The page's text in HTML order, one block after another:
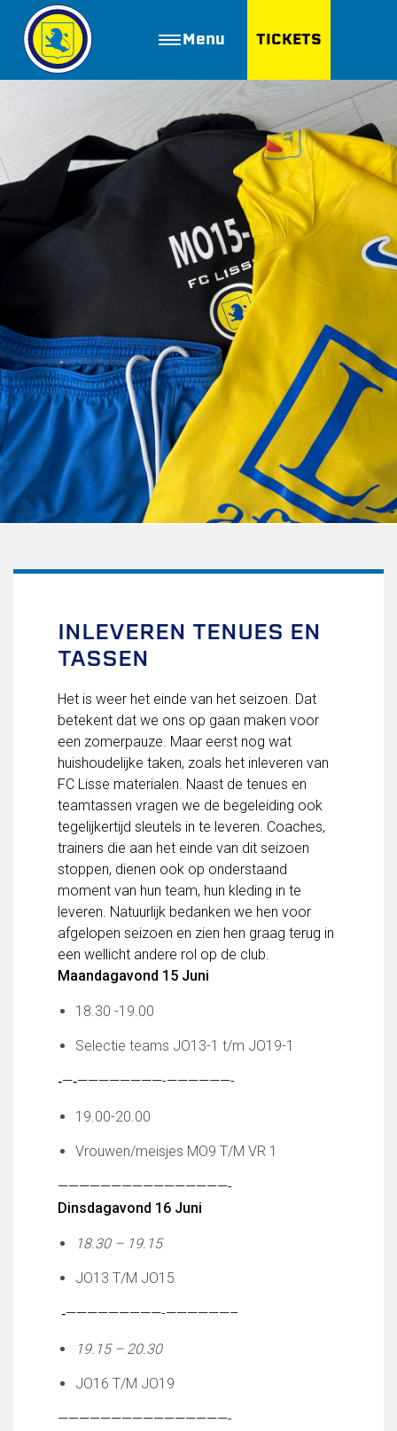
Menu TICKETS
ZOEKEN
Golfbaan Ter Specke
Webshop
Nieuws
Aanmelden voor proeftraining
Lid worden van FC Lisse
Word vrijwilliger
De Club van 100
Uitschrijven
Over FC Lisse
Organisatie
Informatie voor de Pers
Onze historie
Fysiotherapie voor leden
Kledingplan
Contributie
Gevonden voorwerpen
Verenigingsdocumenten
Teams
FC Lisse 1
FC Lisse 2
Toegangs- en seizoenskaarten
Heren- en jongensvoetbal
Vrouwen 1
Vrouwen- en meidenvoetbal
7 tegen 7 Voetbal (35+)
Zaalvoetbal
Walking Football
Programma
Profiel Jeugdtrainers
Beleidsplan Jeugd
Sponsoren
Business Club 2.0
Support Casper
INLEVEREN TENUES EN
TASSEN
Het is weer het einde van het seizoen. Dat
betekent dat we ons op gaan maken voor
een zomerpauze. Maar eerst nog wat
huishoudelijke taken, zoals het inleveren van
FC Lisse materialen. Naast de tenues en
teamtassen vragen we de begeleiding ook
tegelijkertijd sleutels in te leveren. Coaches,
trainers die aan het einde van dit seizoen
stoppen, dienen ook op onderstaand
moment van hun team, hun kleding in te
leveren. Natuurlijk bedanken we hen voor
afgelopen seizoen en zien hen graag terug in
een wellicht andere rol op de club.
Maandagavond 15 Juni
18.30 -19.00
Selectie teams JO13-1 t/m JO19-1
‐—‐————————-——————-
19.00-20.00
Vrouwen/meisjes MO9 T/M VR 1
————————————————-
Dinsdagavond 16 Juni
18.30 – 19.15
JO13 T/M JO15
‐—————————-——————–
19.15 – 20.30
JO16 T/M JO19
————————————————-